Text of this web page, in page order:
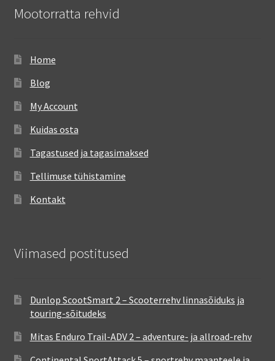
Mootorratta rehvid
Home
Blog
My Account
Kuidas osta
Tagastused ja tagasimaksed
Tellimuse tühistamine
Kontakt
Viimased postitused
Dunlop ScootSmart 2 – Scooterrehv linnasõiduks ja
touring-sõitudeks
Mitas Enduro Trail-ADV 2 – adventure- ja allroad-rehv